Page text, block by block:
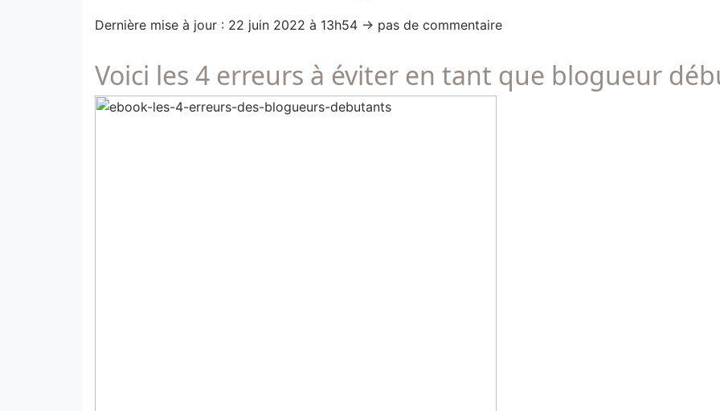
Dernière mise à jour : 22 juin 2022 à 13h54 → pas de commentaire
Voici les 4 erreurs à éviter en tant que blogueur